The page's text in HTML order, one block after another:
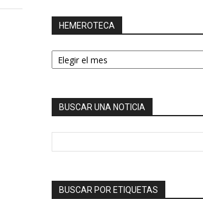
HEMEROTECA
HEMEROTECA
BUSCAR UNA NOTICIA
BUSCAR POR ETIQUETAS